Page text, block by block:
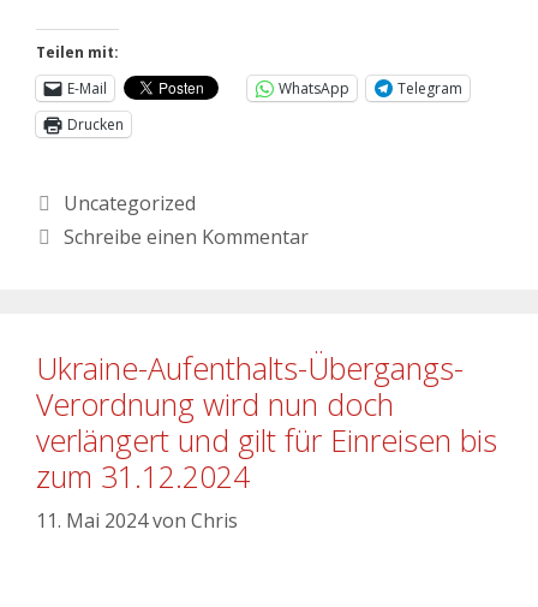
Teilen mit:
E-Mail
WhatsApp
Telegram
Drucken
Uncategorized
Schreibe einen Kommentar
Ukraine-Aufenthalts-Übergangs-
Verordnung wird nun doch
verlängert und gilt für Einreisen bis
zum 31.12.2024
11. Mai 2024von Chris